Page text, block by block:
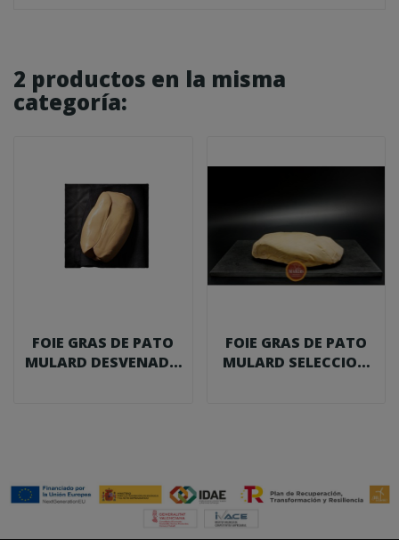
2 productos en la misma
categoría:
FOIE GRAS DE PATO
MULARD DESVENADO
FOIE GRAS DE PATO
MULARD SELECCION